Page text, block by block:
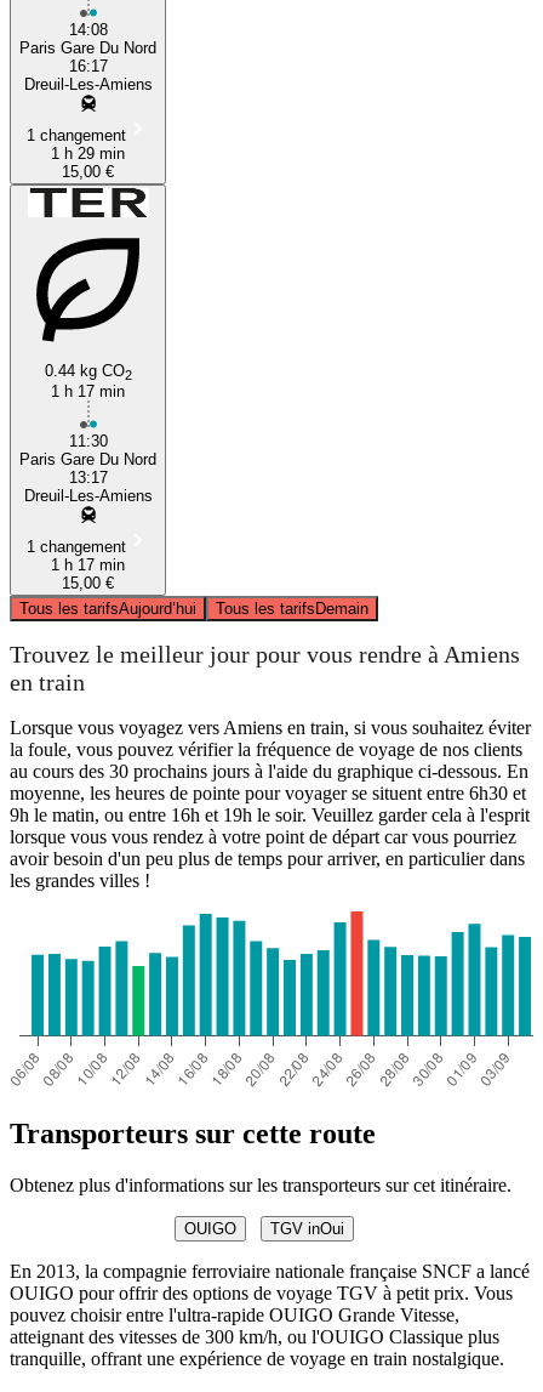
14:08
Paris Gare Du Nord
16:17
Dreuil-Les-Amiens
1 changement
1 h 29 min
15,00 €
0.44 kg CO2
1 h 17 min
11:30
Paris Gare Du Nord
13:17
Dreuil-Les-Amiens
1 changement
1 h 17 min
15,00 €
Tous les tarifsAujourd’hui Tous les tarifsDemain
Trouvez le meilleur jour pour vous rendre à Amiens
en train
Lorsque vous voyagez vers Amiens en train, si vous souhaitez éviter
la foule, vous pouvez vérifier la fréquence de voyage de nos clients
au cours des 30 prochains jours à l'aide du graphique ci-dessous. En
moyenne, les heures de pointe pour voyager se situent entre 6h30 et
9h le matin, ou entre 16h et 19h le soir. Veuillez garder cela à l'esprit
lorsque vous vous rendez à votre point de départ car vous pourriez
avoir besoin d'un peu plus de temps pour arriver, en particulier dans
les grandes villes !
Transporteurs sur cette route
Obtenez plus d'informations sur les transporteurs sur cet itinéraire.
OUIGO TGV inOui
En 2013, la compagnie ferroviaire nationale française SNCF a lancé
OUIGO pour offrir des options de voyage TGV à petit prix. Vous
pouvez choisir entre l'ultra-rapide OUIGO Grande Vitesse,
atteignant des vitesses de 300 km/h, ou l'OUIGO Classique plus
tranquille, offrant une expérience de voyage en train nostalgique.